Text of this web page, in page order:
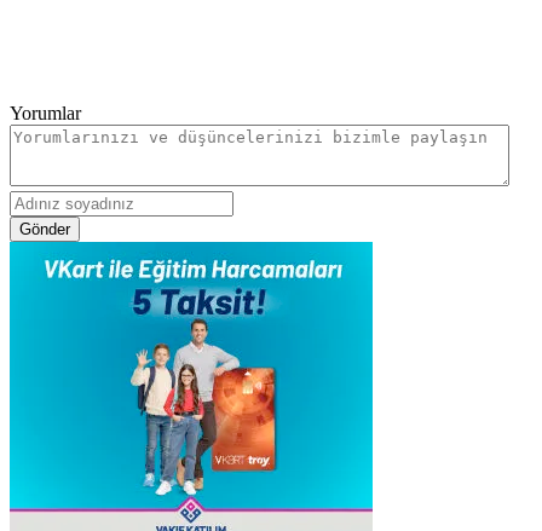
Yorumlar
Gönder